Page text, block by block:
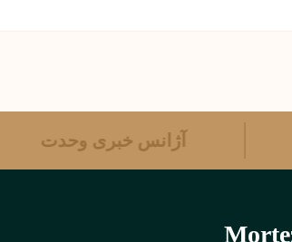
آژانس خبری وحدت